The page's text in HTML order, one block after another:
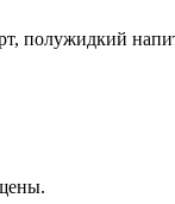
полужидкий